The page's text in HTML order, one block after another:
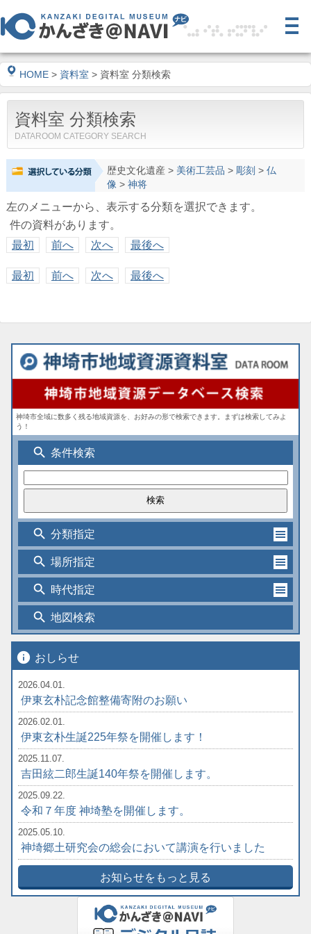
HOME > 資料室 > 資料室 分類検索
資料室 分類検索
DATAROOM CATEGORY SEARCH
歴史文化遺産> 美術工芸品 > 彫刻 > 仏
像> 神将
左のメニューから、表示する分類を選択できます。
件の資料があります。
最初
前へ 次へ 最後へ
最初 前へ 次へ 最後へ
神埼市全域に数多く残る地域資源を、お好みの形で検索できます。まずは検索してみよ
う！
search 条件検索
search 分類指定
search 場所指定
search 時代指定
search 地図検索
info おしらせ
2026.04.01.
伊東玄朴記念館整備寄附のお願い
2026.02.01.
伊東玄朴生誕225年祭を開催します！
2025.11.07.
吉田絃二郎生誕140年祭を開催します。
2025.09.22.
令和７年度 神埼塾を開催します。
2025.05.10.
神埼郷土研究会の総会において講演を行いました
お知らせをもっと見る